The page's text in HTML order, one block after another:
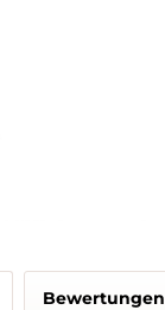
Bewertungen